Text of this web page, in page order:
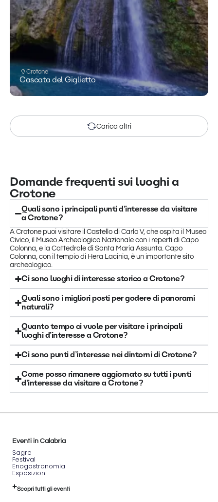
Crotone
Cascata del Giglietto
Carica altri
Domande frequenti sui luoghi a
Crotone
Quali sono i principali punti d’interesse da visitare
a Crotone?
A Crotone puoi visitare il Castello di Carlo V, che ospita il Museo
Civico, il Museo Archeologico Nazionale con i reperti di Capo
Colonna, e la Cattedrale di Santa Maria Assunta. Capo
Colonna, con il tempio di Hera Lacinia, è un importante sito
archeologico.
Ci sono luoghi di interesse storico a Crotone?
Quali sono i migliori posti per godere di panorami
naturali?
Quanto tempo ci vuole per visitare i principali
luoghi d’interesse a Crotone?
Ci sono punti d’interesse nei dintorni di Crotone?
Come posso rimanere aggiornato su tutti i punti
d'interesse da visitare a Crotone?
Eventi in Calabria
Sagre
Festival
Enogastronomia
Esposizioni
Scopri tutti gli eventi